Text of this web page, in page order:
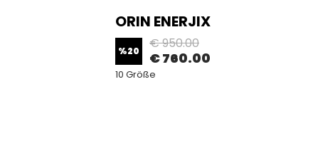
ORIN ENERJIX
%20 € 950.00
€ 760.00
10 Größe